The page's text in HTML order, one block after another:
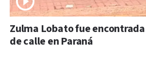
Zulma Lobato fue
de calle en Paraná